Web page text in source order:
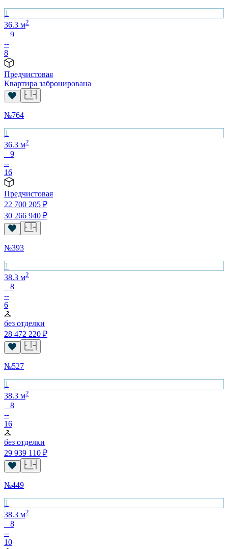
1
36.3 м2
9
--
8
Предчистовая
Квартира забронирована
№764
1
36.3 м2
9
--
16
Предчистовая
22 700 205 ₽
30 266 940 ₽
№393
1
38.3 м2
8
--
6
без отделки
28 472 220 ₽
№527
1
38.3 м2
8
--
16
без отделки
29 939 110 ₽
№449
1
38.3 м2
8
--
10